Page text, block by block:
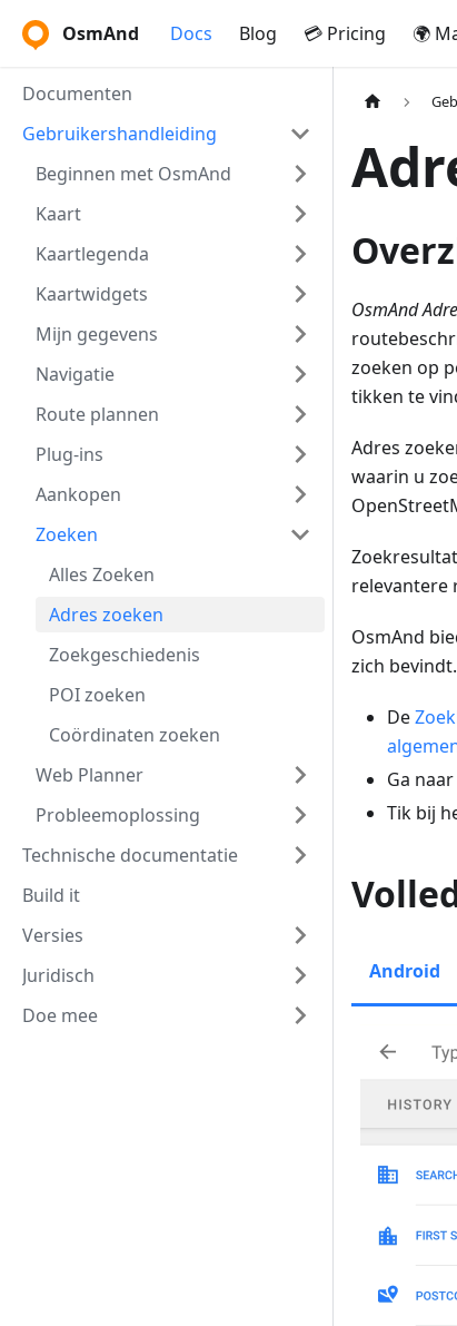
OsmAnd Docs Blog 💳 Pricing 🌍
Documenten
Gebruikershandleiding
Beginnen met OsmAnd
Kaart
Kaartlegenda
Kaartwidgets
Mijn gegevens
Navigatie
Route plannen
Plug-ins
Aankopen
Zoeken
Alles Zoeken
Adres zoeken
Zoekgeschiedenis
POI zoeken
Coördinaten zoeken
Web Planner
Probleemoplossing
Technische documentatie
Build it
Versies
Juridisch
Doe mee
OsmAnd
zoeken op
tikken te
Adres
waarin u
relevantere
OsmAnd
zich bevindt.
De
Ga
Tik bij
Android